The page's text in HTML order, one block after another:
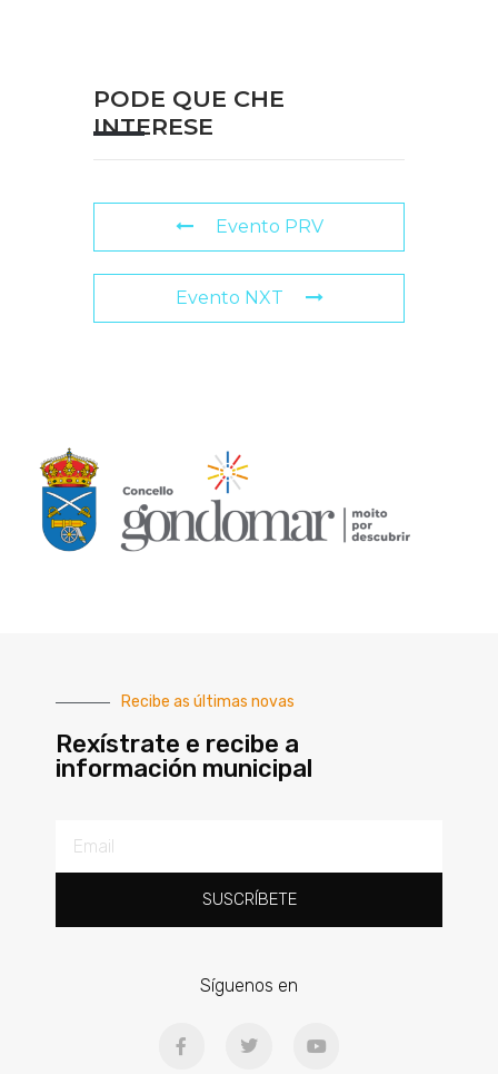
PODE QUE CHE
INTERESE
Evento PRV
Evento NXT
Recibe as últimas novas
Rexístrate e recibe a
información municipal
SUSCRÍBETE
Síguenos en